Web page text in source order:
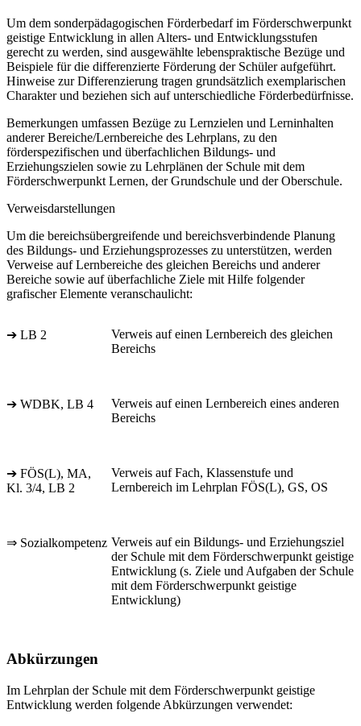
Um dem sonderpädagogischen Förderbedarf im Förderschwerpunkt
geistige Entwicklung in allen Alters- und Entwicklungsstufen
gerecht zu werden, sind ausgewählte lebenspraktische Bezüge und
Beispiele für die differenzierte Förderung der Schüler aufgeführt.
Hinweise zur Differenzierung tragen grundsätzlich exemplarischen
Charakter und beziehen sich auf unterschiedliche Förderbedürfnisse.
Bemerkungen umfassen Bezüge zu Lernzielen und Lerninhalten
anderer Bereiche/Lernbereiche des Lehrplans, zu den
förderspezifischen und überfachlichen Bildungs- und
Erziehungszielen sowie zu Lehrplänen der Schule mit dem
Förderschwerpunkt Lernen, der Grundschule und der Oberschule.
Verweisdarstellungen
Um die bereichsübergreifende und bereichsverbindende Planung
des Bildungs- und Erziehungsprozesses zu unterstützen, werden
Verweise auf Lernbereiche des gleichen Bereichs und anderer
Bereiche sowie auf überfachliche Ziele mit Hilfe folgender
grafischer Elemente veranschaulicht:
➔ LB 2
Verweis auf einen Lernbereich des gleichen
Bereichs
➔ WDBK, LB 4
Verweis auf einen Lernbereich eines anderen
Bereichs
➔ FÖS(L), MA,
Kl. 3/4, LB 2
Verweis auf Fach, Klassenstufe und
Lernbereich im Lehrplan FÖS(L), GS, OS
⇒ Sozialkompetenz Verweis auf ein Bildungs- und Erziehungsziel
der Schule mit dem Förderschwerpunkt geistige
Entwicklung (s. Ziele und Aufgaben der Schule
mit dem Förderschwerpunkt geistige
Entwicklung)
Abkürzungen
Im Lehrplan der Schule mit dem Förderschwerpunkt geistige
Entwicklung werden folgende Abkürzungen verwendet: